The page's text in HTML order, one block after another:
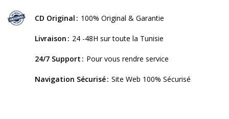
CD Original 100% Original & Garantie
Livraison 24 -48H sur toute la Tunisie
24/7 Support Pour vous rendre service
Navigation Sécurisé Site Web 100% Sécurisé